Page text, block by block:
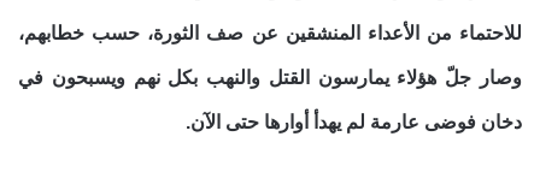
للاحتماء من الأعداء المنشقين عن صف الثورة، حسب خطابهم،
وصار جلّ هؤلاء يمارسون القتل والنهب بكل نهم ويسبحون في
دخان فوضى عارمة لم يهدأ أوارها حتى الآن.